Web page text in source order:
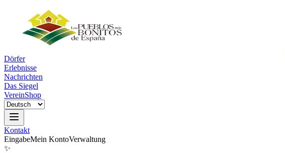
Dörfer
Erlebnisse
Nachrichten
Das Siegel
VereinShop
Kontakt
EingabeMein KontoVerwaltung
✨